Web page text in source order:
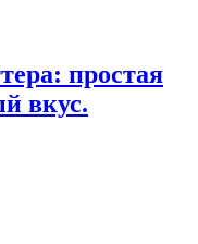
простая
вкус.